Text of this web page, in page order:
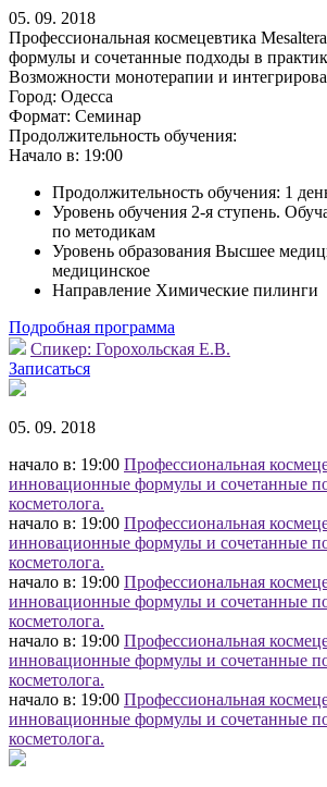
05. 09. 2018
Профессиональная космецевтика
формулы и сочетанные подходы в
Возможности монотерапии и
Город: Одесса
Формат: Семинар
Продолжительность обучения:
Начало в: 19:00
Продолжительность обучения: 1
Уровень обучения 2-я ступень.
по методикам
Уровень образования Высшее
медицинское
Направление Химические пилинги
Подробная программа
Спикер: Горохольская Е.В.
Записаться
05. 09. 2018
начало в: 19:00 Профессиональная
инновационные формулы и сочетанные
косметолога.
начало в: 19:00 Профессиональная
инновационные формулы и сочетанные
косметолога.
начало в: 19:00 Профессиональная
инновационные формулы и сочетанные
косметолога.
начало в: 19:00 Профессиональная
инновационные формулы и сочетанные
косметолога.
начало в: 19:00 Профессиональная
инновационные формулы и сочетанные
косметолога.